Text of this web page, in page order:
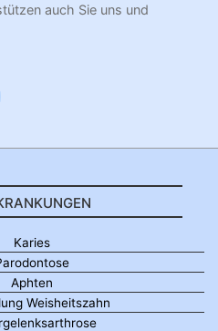
auch Sie uns und
Karies
Aphten
Weisheitszahn